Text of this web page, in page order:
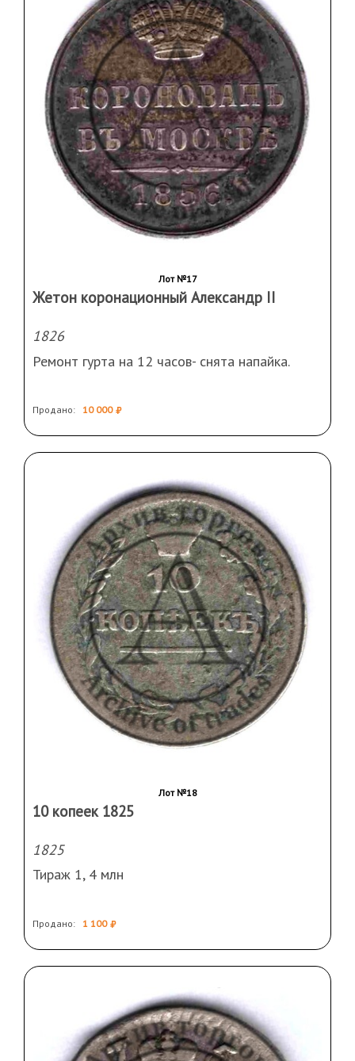
Лот №17
Жетон коронационный Александр II
1826
Ремонт гурта на 12 часов- снята напайка.
Продано: 10 000
Лот №18
10 копеек 1825
1825
Тираж 1, 4 млн
Продано: 1 100